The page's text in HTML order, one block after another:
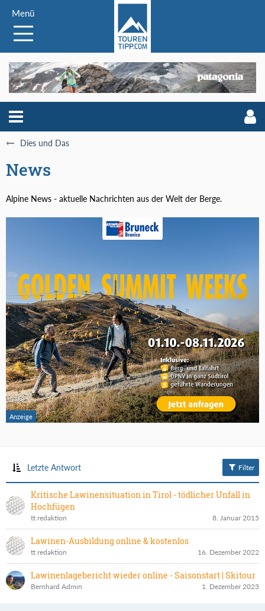
Menü
Dies und Das
News
Alpine News - aktuelle Nachrichten aus der Welt der Berge.
Letzte Antwort Filter
Kritische Lawinensituation in Tirol - tödlicher Unfall in
Hochfügen
tt redaktion 8. Januar 2015
Lawinen-Ausbildung online & kostenlos
tt redaktion 16. Dezember 2022
Lawinenlagebericht wieder online - Saisonstart | Skitour
Bernhard Admin 1. Dezember 2023